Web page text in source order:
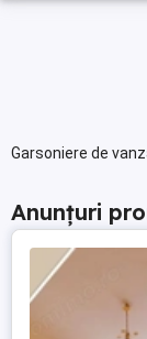
Garsoniere de
Anunțuri